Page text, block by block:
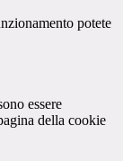
potete
essere
della cookie